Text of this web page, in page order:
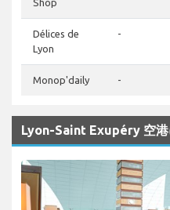
Shop
Délices de
Lyon
-
Monop'daily -
Lyon-Saint Exupéry 空港